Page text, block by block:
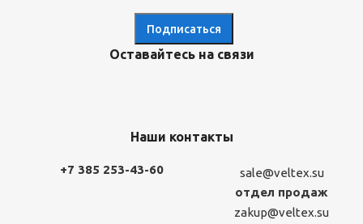
Оставайтесь на связи
Наши контакты
+7 385 253-43-60
sale@veltex.su
отдел продаж
zakup@veltex.su